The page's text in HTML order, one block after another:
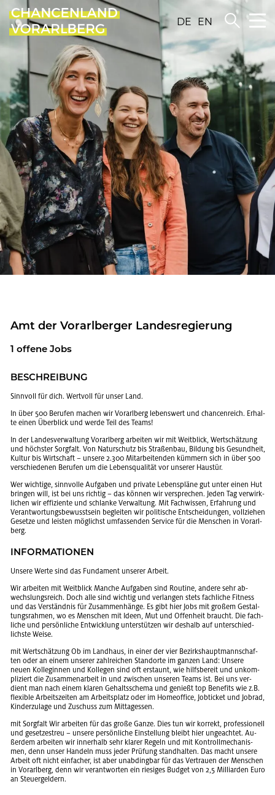
DE EN
Amt der Vor­arl­ber­ger Lan­des­re­gie­rung
1 of­fe­ne Jobs
BE­SCHREI­BUNG
Sinn­voll für dich. Wert­voll für unser Land.
In über 500 Be­ru­fen ma­chen wir Vor­arl­berg le­bens­wert und chan­cen­reich. Er­hal­
te einen Über­blick und werde Teil des Teams!
In der Lan­des­ver­wal­tung Vor­arl­berg ar­bei­ten wir mit Weit­blick, Wert­schät­zung
und höchs­ter Sorg­falt. Von Na­tur­schutz bis Stra­ßen­bau, Bil­dung bis Ge­sund­heit,
Kul­tur bis Wirt­schaft – un­se­re 2.300 Mit­ar­bei­ten­den küm­mern sich in über 500
ver­schie­de­nen Be­ru­fen um die Le­bens­qua­li­tät vor un­se­rer Haus­tür.
Wer wich­ti­ge, sinn­vol­le Auf­ga­ben und pri­va­te Le­bens­plä­ne gut unter einen Hut
brin­gen will, ist bei uns rich­tig – das kön­nen wir ver­spre­chen. Jeden Tag ver­wirk­
li­chen wir ef­fi­zi­en­te und schlan­ke Ver­wal­tung. Mit Fach­wis­sen, Er­fah­rung und
Ver­ant­wor­tungs­be­wusst­sein be­glei­ten wir po­li­ti­sche Ent­schei­dun­gen, voll­zie­hen
Ge­set­ze und leis­ten mög­lichst um­fas­sen­den Ser­vice für die Men­schen in Vor­arl­
berg.
IN­FOR­MA­TIO­NEN
Un­se­re Werte sind das Fun­da­ment un­se­rer Ar­beit.
Wir ar­bei­ten mit Weit­blick Man­che Auf­ga­ben sind Rou­ti­ne, an­de­re sehr ab­
wechs­lungs­reich. Doch alle sind wich­tig und ver­lan­gen stets fach­li­che Fit­ness
und das Ver­ständ­nis für Zu­sam­men­hän­ge. Es gibt hier Jobs mit gro­ßem Ge­stal­
tungs­rah­men, wo es Men­schen mit Ideen, Mut und Of­fen­heit braucht. Die fach­
li­che und per­sön­li­che Ent­wick­lung un­ter­stüt­zen wir des­halb auf un­ter­schied­
lichs­te Weise.
mit Wert­schät­zung Ob im Land­haus, in einer der vier Be­zirks­haupt­mann­schaf­
ten oder an einem un­se­rer zahl­rei­chen Stand­or­te im gan­zen Land: Un­se­re
neuen Kol­le­gin­nen und Kol­le­gen sind oft er­staunt, wie hilfs­be­reit und un­kom­
pli­ziert die Zu­sam­men­ar­beit in und zwi­schen un­se­ren Teams ist. Bei uns ver­
dient man nach einem kla­ren Ge­halts­sche­ma und ge­nie­ßt top Be­ne­fits wie z.B.
fle­xi­ble Ar­beits­zei­ten am Ar­beits­platz oder im Ho­me­of­fice, Job­ti­cket und Job­rad,
Kin­der­zu­la­ge und Zu­schuss zum Mit­tag­essen.
mit Sorg­falt Wir ar­bei­ten für das große Ganze. Dies tun wir kor­rekt, pro­fes­sio­nell
und ge­set­zes­treu – un­se­re per­sön­li­che Ein­stel­lung bleibt hier un­ge­ach­tet. Au­
ßer­dem ar­bei­ten wir in­ner­halb sehr kla­rer Re­geln und mit Kon­troll­me­cha­nis­
men, denn unser Han­deln muss jeder Prü­fung stand­hal­ten. Das macht un­se­re
Ar­beit oft nicht ein­fa­cher, ist aber un­ab­ding­bar für das Ver­trau­en der Men­schen
in Vor­arl­berg, denn wir ver­ant­wor­ten ein rie­si­ges Bud­get von 2,5 Mil­li­ar­den Euro
an Steu­er­gel­dern.